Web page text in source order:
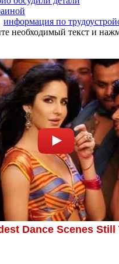
информация по
необходимый текст и